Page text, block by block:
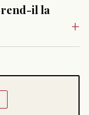
il la